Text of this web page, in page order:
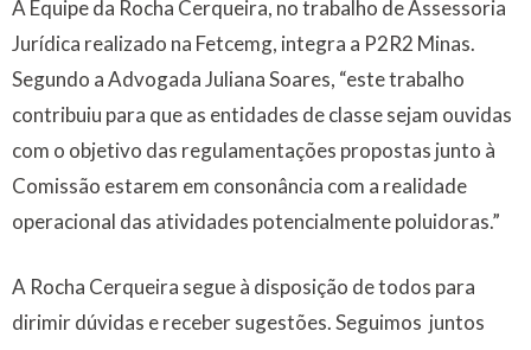
A Equipe da Rocha Cerqueira, no trabalho de Assessoria
Jurídica realizado na Fetcemg, integra a P2R2 Minas.
Segundo a Advogada Juliana Soares, “este trabalho
contribuiu para que as entidades de classe sejam ouvidas
com o objetivo das regulamentações propostas junto à
Comissão estarem em consonância com a realidade
operacional das atividades potencialmente poluidoras.”
A Rocha Cerqueira segue à disposição de todos para
dirimir dúvidas e receber sugestões. Seguimos juntos